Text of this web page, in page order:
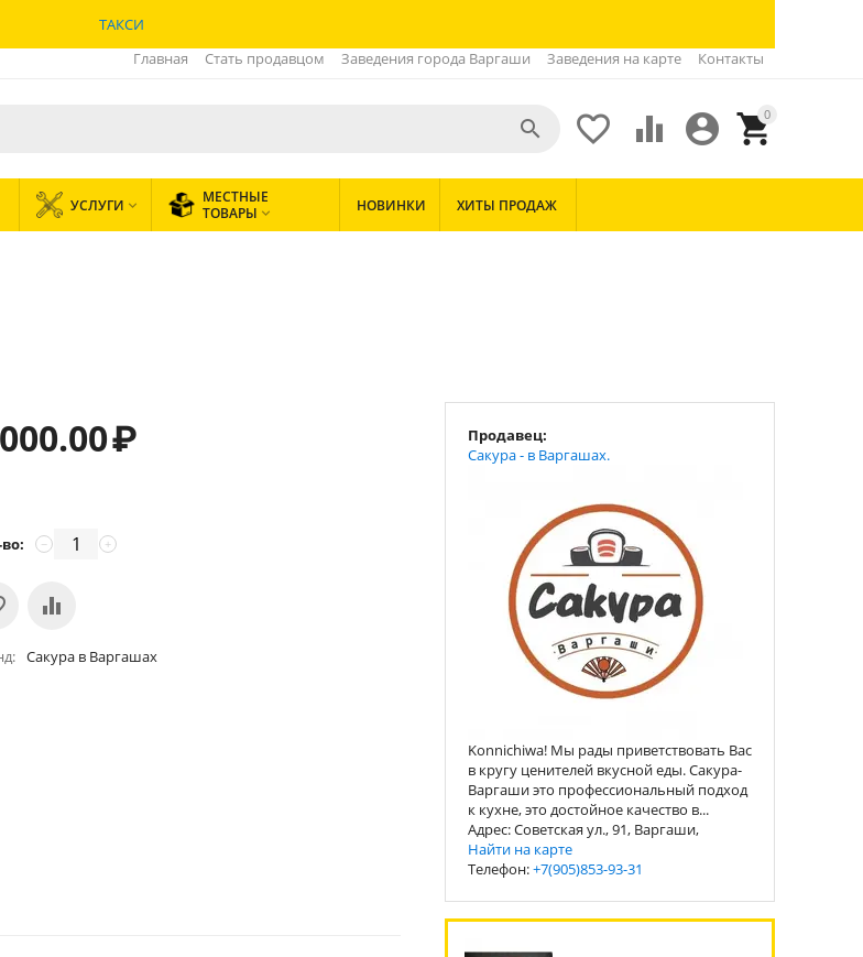
ТАКСИ
Главная Стать продавцом Заведения города Варгаши Заведения на карте Контакты
0


 

УСЛУГИ 
МЕСТНЫЕ
ТОВАРЫ  НОВИНКИ ХИТЫ ПРОДАЖ
₽
+
−
Сакура в Варгашах
Продавец:
Сакура - в Варгашах.
Konnichiwa! Мы рады приветствовать Вас
в кругу ценителей вкусной еды. Сакура-
Варгаши это профессиональный подход
к кухне, это достойное качество в...
Адрес: Советская ул., 91, Варгаши,
Найти на карте
Телефон:+7(905)853-93-31